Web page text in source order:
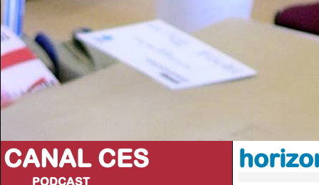
CANAL CES
PODCAST